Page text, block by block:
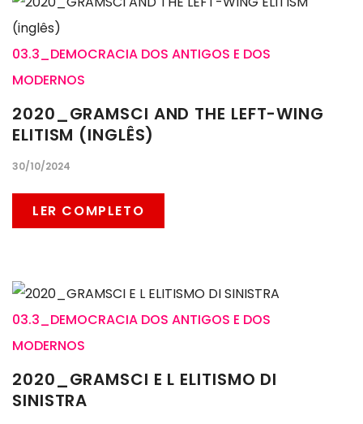
03.3_DEMOCRACIA DOS ANTIGOS E DOS
MODERNOS
2020_GRAMSCI AND THE LEFT-WING
ELITISM (INGLÊS)
30/10/2024
LER COMPLETO
03.3_DEMOCRACIA DOS ANTIGOS E DOS
MODERNOS
2020_GRAMSCI E L ELITISMO DI
SINISTRA